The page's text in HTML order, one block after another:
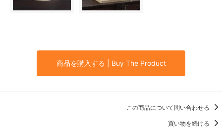
商品を購入する | Buy The Product
この商品について問い合わせる
買い物を続ける